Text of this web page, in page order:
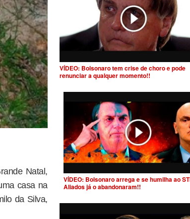
Natal,
casa na
da Silva,
VÍDEO: Bolsonaro tem crise de choro e pode
renunciar a qualquer momento!!
VÍDEO: Bolsonaro arrega e se humilha ao
Aliados já o abandonaram!!